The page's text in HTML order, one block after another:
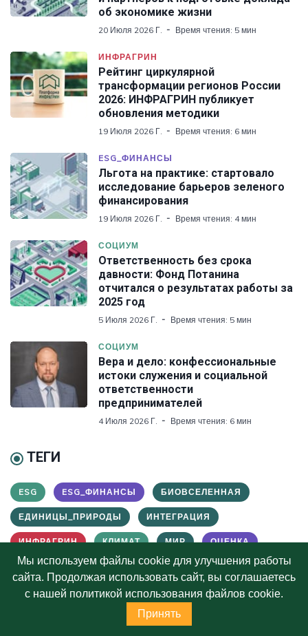
об экономике жизни
20 Июля 2026 Г. Время чтения: 5 мин
ИНФРАГРИН
Рейтинг циркулярной
трансформации регионов России
2026: ИНФРАГРИН публикует
обновления методики
19 Июля 2026 Г. Время чтения: 6 мин
ESG_ФИНАНСЫ
Льгота на практике: стартовало
исследование барьеров зеленого
финансирования
19 Июля 2026 Г. Время чтения: 4 мин
СОЦИУМ
Ответственность без срока
давности: Фонд Потанина
отчитался о результатах работы за
2025 год
5 Июля 2026 Г. Время чтения: 5 мин
СОЦИУМ
Вера и дело: конфессиональные
истоки служения и социальной
ответственности
предпринимателей
4 Июля 2026 Г. Время чтения: 6 мин
ТЕГИ
ESG ESG_ФИНАНСЫ БИОВСЕЛЕННАЯ
ЕДИНИЦЫ_ПРИРОДЫ ИНТЕГРАЦИЯ
ИНФРАГРИН КЛИМАТ МИР ОЦЕНКА
ПЕРСОНЫ ПРИРОДА_И_КАПИТАЛ
РЕГУЛИРОВАНИЕ СОЦИУМ ТЕРРИТОРИИ
УСТОЙЧИВОЕ_РАЗВИТИЕ
Мы используем файлы cookie для улучшения работы
сайта. Продолжая использовать сайт, вы соглашаетесь
с нашей политикой использования файлов cookie.
Принять